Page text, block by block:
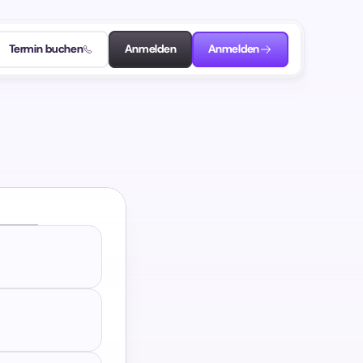
Termin buchen Anmelden Anmelden